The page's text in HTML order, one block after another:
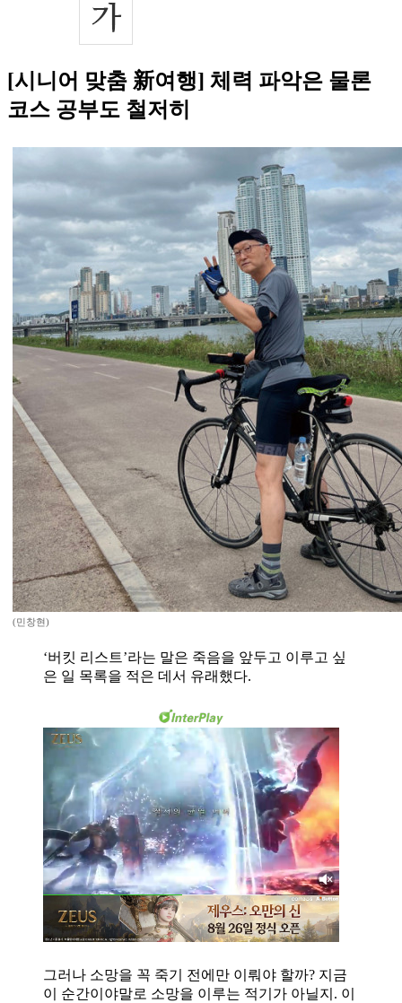
[시니어 맞춤 新여행] 체력 파악은 물론
코스 공부도 철저히
(민창현)
‘버킷 리스트’라는 말은 죽음을 앞두고 이루고 싶
은 일 목록을 적은 데서 유래했다.
그러나 소망을 꼭 죽기 전에만 이뤄야 할까? 지금
이 순간이야말로 소망을 이루는 적기가 아닐지. 이